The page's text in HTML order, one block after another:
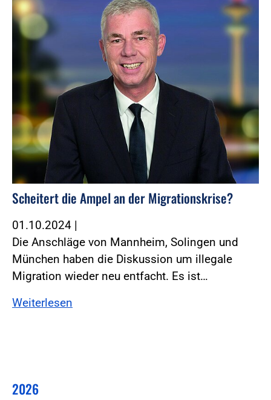
Scheitert die Ampel an der Migrationskrise?
01.10.2024 |
Die Anschläge von Mannheim, Solingen und
München haben die Diskussion um illegale
Migration wieder neu entfacht. Es ist…
Weiterlesen
2026